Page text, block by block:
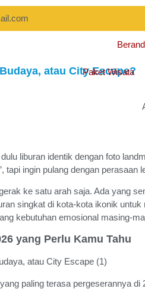
Paket Wisata
atau City Escape?
liburan identik dengan foto
tapi ingin pulang dengan
ke satu arah saja. Ada yang
singkat di kota-kota ikonik
kebutuhan emosional masing-
yang Perlu Kamu Tahu
paling terasa pergeserannya